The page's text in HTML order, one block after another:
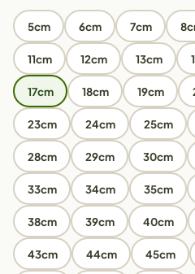
5cm 6cm 7cm
11cm 12cm 13cm
17cm 18cm 19cm
23cm 24cm 25cm
28cm 29cm 30cm
33cm 34cm 35cm
38cm 39cm 40cm
43cm 44cm 45cm